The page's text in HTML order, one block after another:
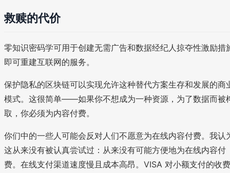
救赎的代价
零知识密码学可用于创建无需广告和数据经纪人掠夺性激励措
即可重建互联网的服务。
保护隐私的区块链可以实现允许这种替代方案生存和发展的商
模式。这很简单——如果你不想成为一种资源，为了数据而被
取，你必须为内容付费。
你们中的一些人可能会反对人们不愿意为在线内容付费。我认
这从来没有被认真尝试过：从来没有可能方便地为在线内容付
费。在线支付渠道速度慢且成本高昂。VISA 对小额支付的收费